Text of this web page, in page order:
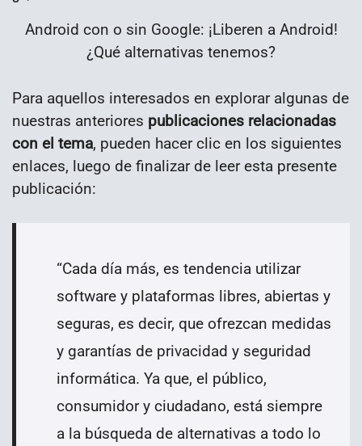
Android con o sin Google: ¡Liberen a Android!
¿Qué alternativas tenemos?
Para aquellos interesados en explorar algunas de
nuestras anteriores publicaciones relacionadas
con el tema, pueden hacer clic en los siguientes
enlaces, luego de finalizar de leer esta presente
publicación:
“Cada día más, es tendencia utilizar
software y plataformas libres, abiertas y
seguras, es decir, que ofrezcan medidas
y garantías de privacidad y seguridad
informática. Ya que, el público,
consumidor y ciudadano, está siempre
a la búsqueda de alternativas a todo lo